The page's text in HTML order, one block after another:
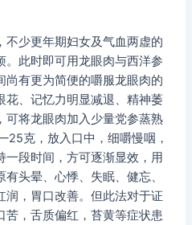
不少更年期妇女及气血两虚的
。此时即可用龙眼肉与西洋参
尚有更为简便的嚼服龙眼肉的
花、记忆力明显减退、精神萎
可将龙眼肉加入少量党参蒸熟
克，放入口中，细嚼慢咽，
一段时间，方可逐渐显效，用
头晕、心悸、失眠、健忘、
润，胃口改善。但此法对于证
苦，舌质偏红，苔黄等症状患